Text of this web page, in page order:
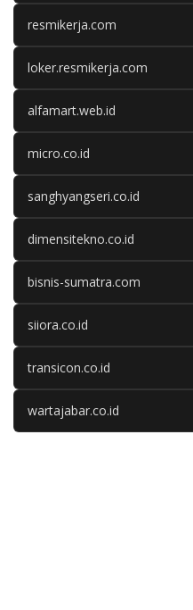
resmikerja.com
loker.resmikerja.com
alfamart.web.id
micro.co.id
sanghyangseri.co.id
dimensitekno.co.id
bisnis-sumatra.com
siiora.co.id
transicon.co.id
wartajabar.co.id